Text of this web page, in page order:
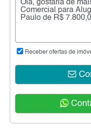
Receber ofertas de